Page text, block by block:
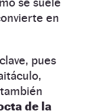
en
pues
de la